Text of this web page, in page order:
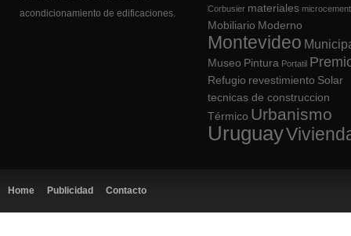
acondicionamiento de edificaciones.
Corbusier materiales
Mobiliario Moderno
Montevideo
Museo Pintura Portatil
Refugio revestimiento Solar
tecnicas de construccion
Térmico Urbanismo
Uruguay
Home Publicidad Contacto